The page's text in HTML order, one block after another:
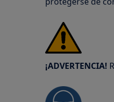
¡ADVERTENCIA!